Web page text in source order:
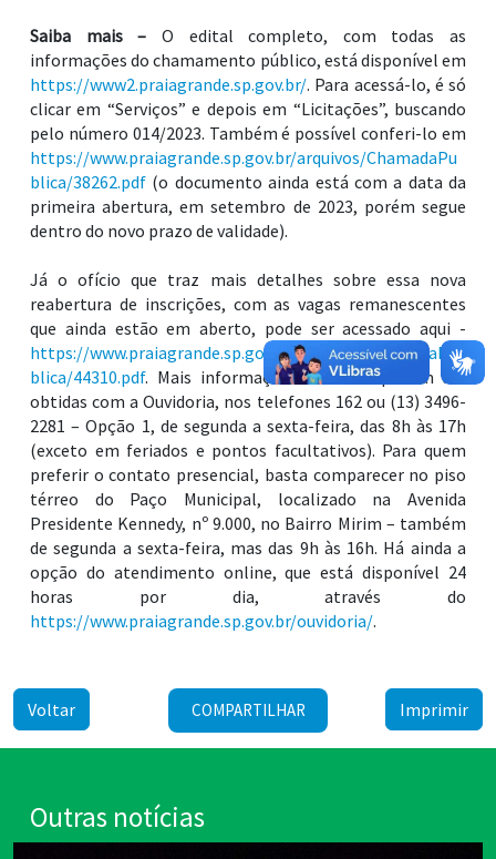
Saiba mais – O edital completo, com todas as
informações do chamamento público, está disponível em
https://www2.praiagrande.sp.gov.br/. Para acessá-lo, é só
clicar em “Serviços” e depois em “Licitações”, buscando
pelo número 014/2023. Também é possível conferi-lo em
https://www.praiagrande.sp.gov.br/arquivos/ChamadaPu
blica/38262.pdf (o documento ainda está com a data da
primeira abertura, em setembro de 2023, porém segue
dentro do novo prazo de validade).
Já o ofício que traz mais detalhes sobre essa nova
reabertura de inscrições, com as vagas remanescentes
que ainda estão em aberto, pode ser acessado aqui -
https://www.praiagrande.sp.gov.br/arquivos/ChamadaPu
blica/44310.pdf. Mais informações também podem ser
obtidas com a Ouvidoria, nos telefones 162 ou (13) 3496-
2281 – Opção 1, de segunda a sexta-feira, das 8h às 17h
(exceto em feriados e pontos facultativos). Para quem
preferir o contato presencial, basta comparecer no piso
térreo do Paço Municipal, localizado na Avenida
Presidente Kennedy, nº 9.000, no Bairro Mirim – também
de segunda a sexta-feira, mas das 9h às 16h. Há ainda a
opção do atendimento online, que está disponível 24
horas por dia, através do
https://www.praiagrande.sp.gov.br/ouvidoria/.
Voltar COMPARTILHAR Imprimir
Outras notícias